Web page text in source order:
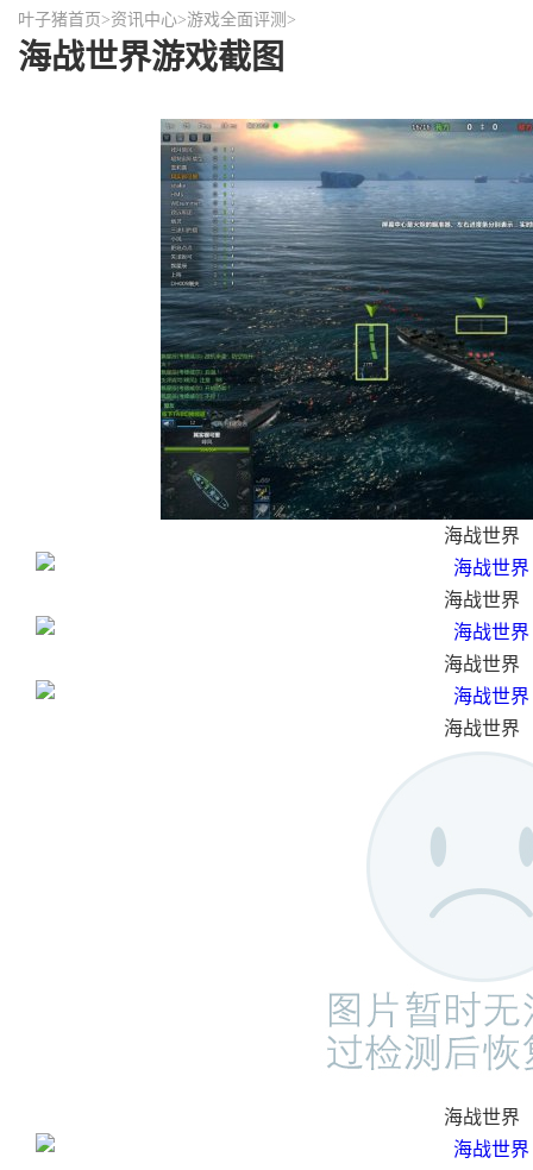
叶子猪首页 >资讯中心>游戏全面评测 >
海战世界游戏截图
海战世界
海战世界
海战世界
海战世界
海战世界